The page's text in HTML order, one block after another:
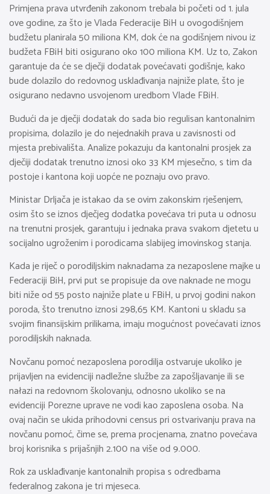
Primjena prava utvrđenih zakonom trebala bi početi od 1. jula
ove godine, za što je Vlada Federacije BiH u ovogodišnjem
budžetu planirala 50 miliona KM, dok će na godišnjem nivou iz
budžeta FBiH biti osigurano oko 100 miliona KM. Uz to, Zakon
garantuje da će se dječji dodatak povećavati godišnje, kako
bude dolazilo do redovnog usklađivanja najniže plate, što je
osigurano nedavno usvojenom uredbom Vlade FBiH.
Budući da je dječji dodatak do sada bio regulisan kantonalnim
propisima, dolazilo je do nejednakih prava u zavisnosti od
mjesta prebivališta. Analize pokazuju da kantonalni prosjek za
dječiji dodatak trenutno iznosi oko 33 KM mjesečno, s tim da
postoje i kantona koji uopće ne poznaju ovo pravo.
Ministar Drljača je istakao da se ovim zakonskim rješenjem,
osim što se iznos dječjeg dodatka povećava tri puta u odnosu
na trenutni prosjek, garantuju i jednaka prava svakom djetetu u
socijalno ugroženim i porodicama slabijeg imovinskog stanja.
Kada je riječ o porodiljskim naknadama za nezaposlene majke u
Federaciji BiH, prvi put se propisuje da ove naknade ne mogu
biti niže od 55 posto najniže plate u FBiH, u prvoj godini nakon
poroda, što trenutno iznosi 298,65 KM. Kantoni u skladu sa
svojim finansijskim prilikama, imaju mogućnost povećavati iznos
porodiljskih naknada.
Novčanu pomoć nezaposlena porodilja ostvaruje ukoliko je
prijavljen na evidenciji nadležne službe za zapošljavanje ili se
nałazi na redovnom školovanju, odnosno ukoliko se na
evidenciji Porezne uprave ne vodi kao zaposlena osoba. Na
ovaj način se ukida prihodovni census pri ostvarivanju prava na
novčanu pomoć, čime se, prema procjenama, znatno povećava
broj korisnika s prijašnjih 2.100 na više od 9.000.
Rok za usklađivanje kantonalnih propisa s odredbama
federalnog zakona je tri mjeseca.